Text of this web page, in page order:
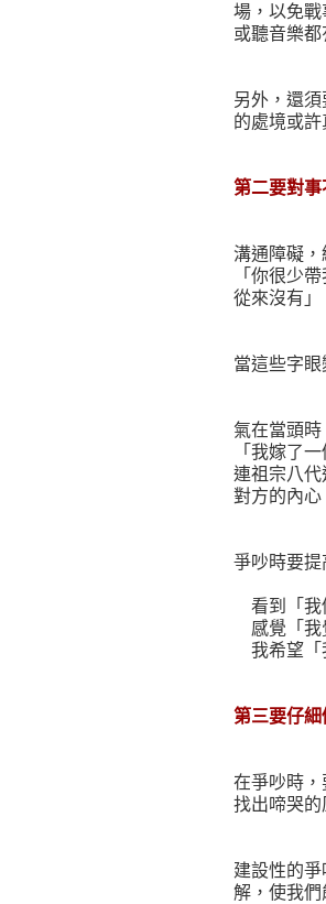
場，以免
或聽音樂都
另外，還
的處境或
第二要對事
溝通障礙
「你很少
從來沒有」
當這些字
氣在當頭
「我嫁了
連祖宗八
對方的內心
爭吵時要提
看到「我
感覺「我
我希望「
第三要仔細
在爭吵時
找出啼哭的
建設性的
解，使我